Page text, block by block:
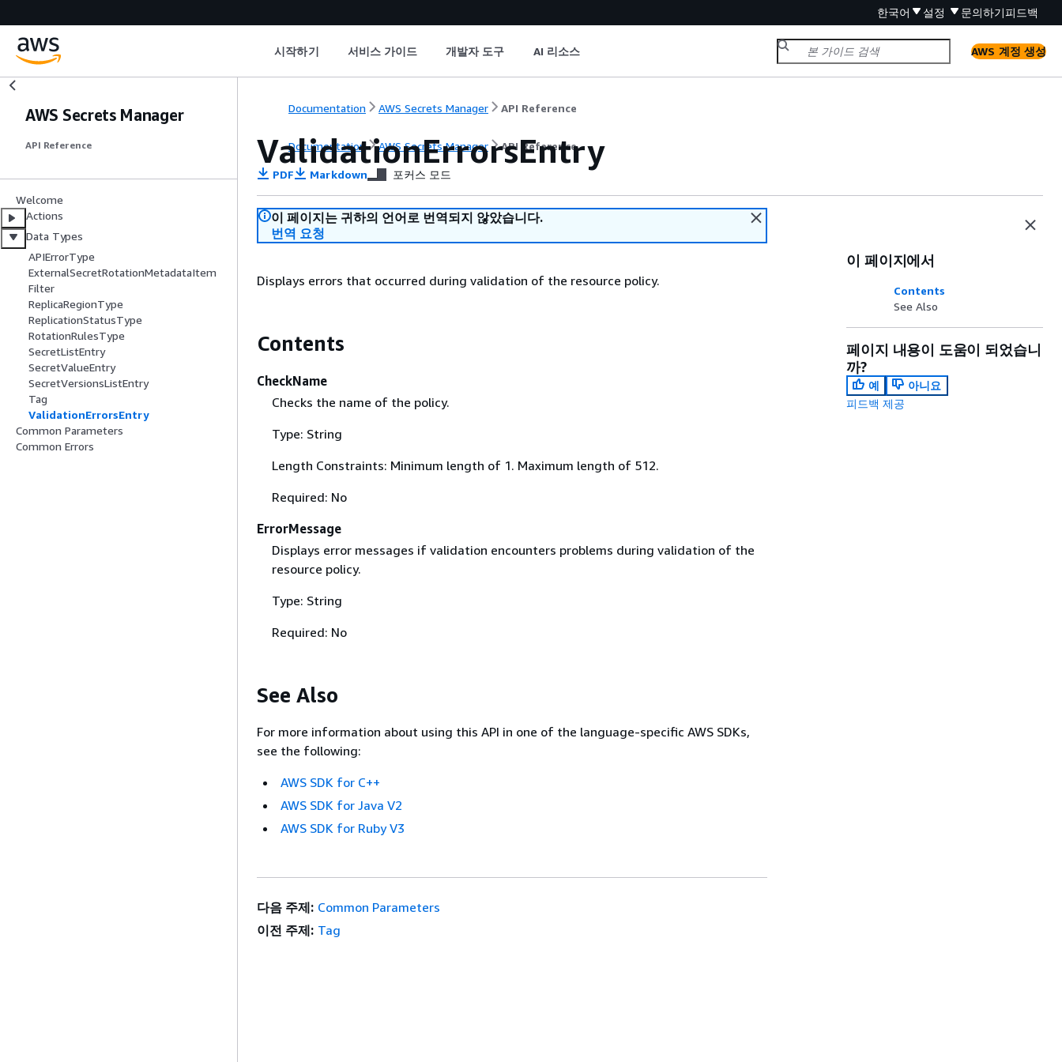
한국어 설정 문의하기피드백
시작하기 서비스 가이드 개발자 도구 AI 리소스 AWS 계정 생성
AWS Secrets Manager
API Reference
Welcome
Actions
Data Types
APIErrorType
ExternalSecretRotationMetadataItem
Filter
ReplicaRegionType
ReplicationStatusType
RotationRulesType
SecretListEntry
SecretValueEntry
SecretVersionsListEntry
Tag
ValidationErrorsEntry
Common Parameters
Common Errors
Documentation AWS Secrets Manager API Reference
Documentation AWS Secrets Manager API Reference
ValidationErrorsEntry
PDF Markdown 포커스 모드
이 페이지는 귀하의 언어로 번역되지 않았습니다.
번역 요청
Displays errors that occurred during validation of the resource policy.
Contents
CheckName
Checks the name of the policy.
Type: String
Length Constraints: Minimum length of 1. Maximum length of 512.
Required: No
ErrorMessage
Displays error messages if validation encounters problems during validation of the
resource policy.
Type: String
Required: No
See Also
For more information about using this API in one of the language-specific AWS SDKs,
see the following:
AWS SDK for C++
AWS SDK for Java V2
AWS SDK for Ruby V3
이 페이지에서
Contents
See Also
페이지 내용이 도움이 되었습니
까?
예
아니요
피드백 제공
다음 주제: Common Parameters
이전 주제: Tag